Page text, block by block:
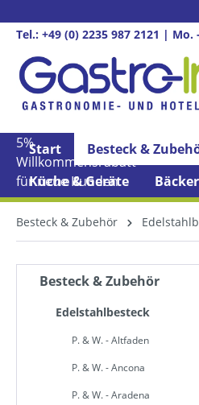
Zur
Tel.: +49 (0) 2235 987 2121 | Mo.
5%
Willkommens­rabatt**
für neue Kunden
Start Besteck &
Küche & Geräte
Besteck & Zubehör
Besteck & Zubehör
Edelstahlbesteck
P. & W. - Altfaden
P. & W. - Ancona
P. & W. - Aradena